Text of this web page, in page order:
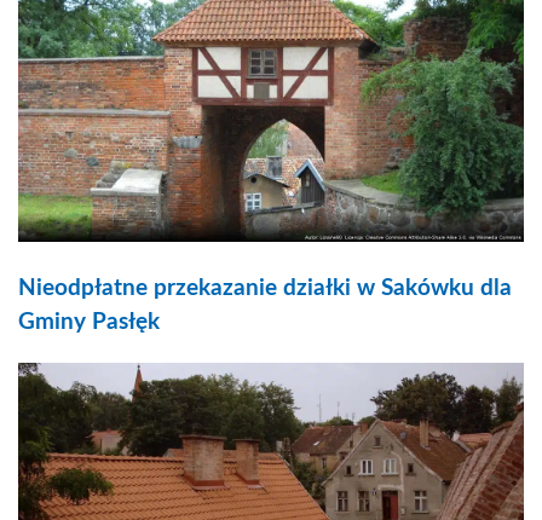
Nieodpłatne przekazanie działki w Sakówku dla
Gminy Pasłęk